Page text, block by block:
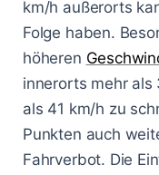
km/h außerorts
Folge haben.
höheren
innerorts mehr als
als 41 km/h zu
Punkten auch
Fahrverbot. Die